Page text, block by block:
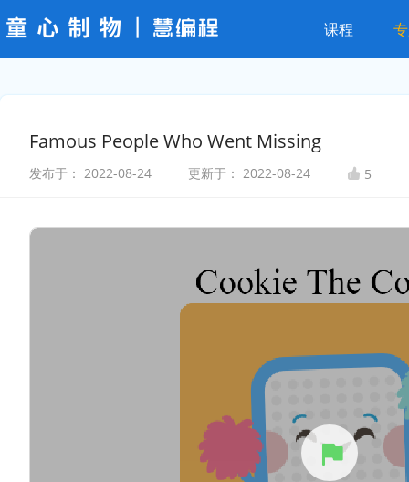
课程
Famous People Who Went Missing
发布于： 2022-08-24 更新于： 2022-08-24 5